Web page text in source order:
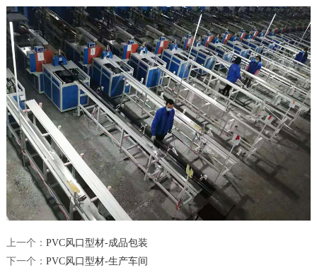
上一个： PVC风口型材-成品包装
下一个： PVC风口型材-生产车间